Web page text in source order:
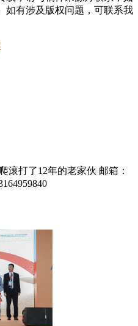
如有涉及版权问题，可联系我
滚打了12年的老家伙 邮箱：